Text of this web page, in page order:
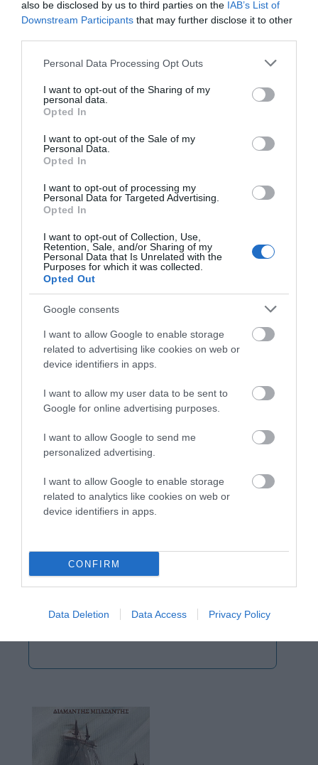
also be disclosed by us to third parties on the IAB’s List of
Downstream Participants that may further disclose it to other
Please note that this website/app uses one or more Google
not limited to your visit or usage behaviour. You may click to
grant or deny consent to Google and its third-party tags to
use your data for below specified purposes in below Google
consent section.
Personal Data Processing Opt Outs
I want to opt-out of the Sharing of my
personal data.
Opted In
I want to opt-out of the Sale of my
Personal Data.
Opted In
I want to opt-out of processing my
Personal Data for Targeted Advertising.
Opted In
I want to opt-out of Collection, Use,
Retention, Sale, and/or Sharing of my
Personal Data that Is Unrelated with the
Purposes for which it was collected.
Opted Out
Google consents
I want to allow Google to enable storage
related to advertising like cookies on web or
device identifiers in apps.
I want to allow my user data to be sent to
Google for online advertising purposes.
I want to allow Google to send me
personalized advertising.
I want to allow Google to enable storage
related to analytics like cookies on web or
device identifiers in apps.
CONFIRM
Data Deletion Data Access Privacy Policy
Αποθήκευσε το όνομά μου, email, και τον ιστότοπο μου σε
αυτόν τον πλοηγό για την επόμενη φορά που θα σχολιάσω.